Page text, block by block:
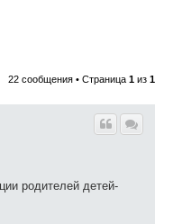
22 сообщения • Страница 1 из 1
родителей детей-